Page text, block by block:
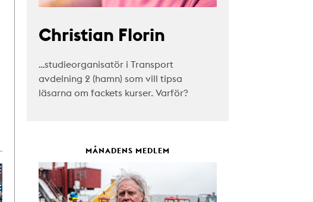
Christian Florin
…studieorganisatör i Transport
avdelning 2 (hamn) som vill tipsa
läsarna om fackets kurser. Varför?
MÅNADENS MEDLEM